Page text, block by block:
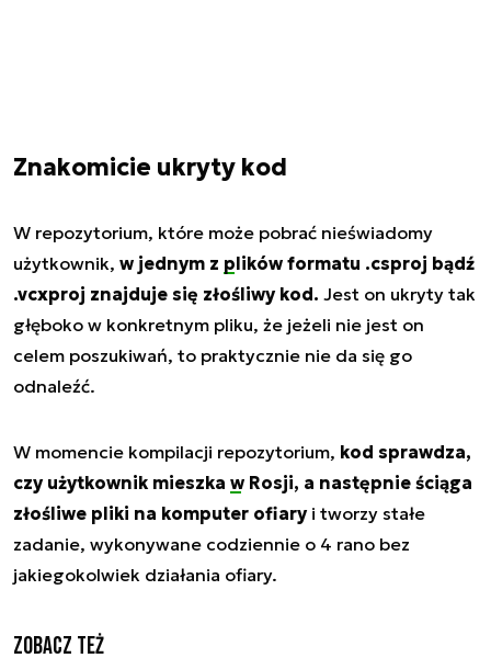
Znakomicie ukryty kod
W repozytorium, które może pobrać nieświadomy
użytkownik, w jednym z plików formatu .csproj bądź
.vcxproj znajduje się złośliwy kod. Jest on ukryty tak
głęboko w konkretnym pliku, że jeżeli nie jest on
celem poszukiwań, to praktycznie nie da się go
odnaleźć.
W momencie kompilacji repozytorium, kod sprawdza,
czy użytkownik mieszka w Rosji, a następnie ściąga
złośliwe pliki na komputer ofiaryi tworzy stałe
zadanie, wykonywane codziennie o 4 rano bez
jakiegokolwiek działania ofiary.
Zobacz też